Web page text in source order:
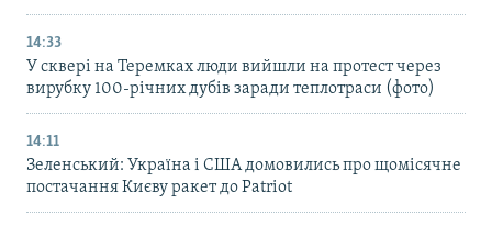
14:33
У сквері на Теремках люди вийшли на протест через
вирубку 100-річних дубів заради теплотраси (фото)
14:11
Зеленський: Україна і США домовились про щомісячне
постачання Києву ракет до Patriot